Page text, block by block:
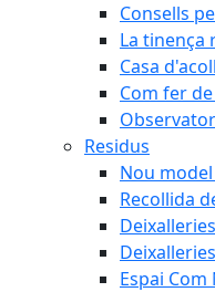
Consells
La tinença
Casa
Com fer
Residus
Nou
Recollida
Espai Com